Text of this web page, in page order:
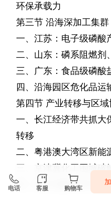
环保承载力
第三节 沿海深加工集群
一、江苏：电子级磷酸
二、山东：磷系阻燃剂
三、广东：食品级磷酸
四、沿海园区危化品运
第四节 产业转移与区域
一、长江经济带共抓大
转移
二、粤港澳大湾区新能
三、京津冀化工围城破
四、跨区域磷石膏与建
电话 客服 购物车